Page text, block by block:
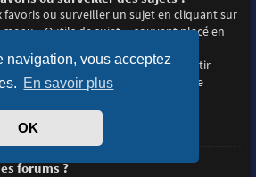
navigation, vous acceptez
En savoir plus
OK
favoris ou surveiller un sujet en cliquant sur
« Outils de sujet », souvent placé en
la case du formulaire « M’avertir
» vous permettra également de
forums ?